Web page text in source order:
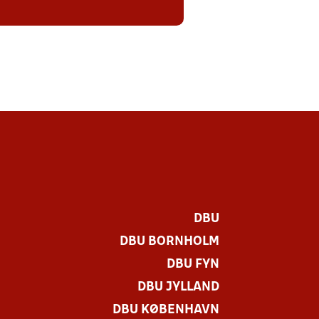
DBU
DBU BORNHOLM
DBU FYN
DBU JYLLAND
DBU KØBENHAVN